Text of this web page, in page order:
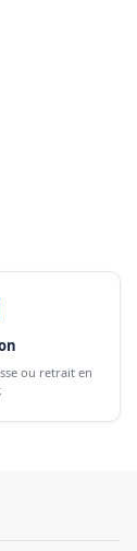
ou retrait en